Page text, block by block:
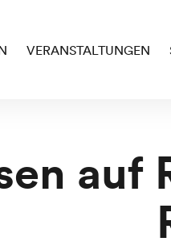
VERANSTALTUNGEN
auf